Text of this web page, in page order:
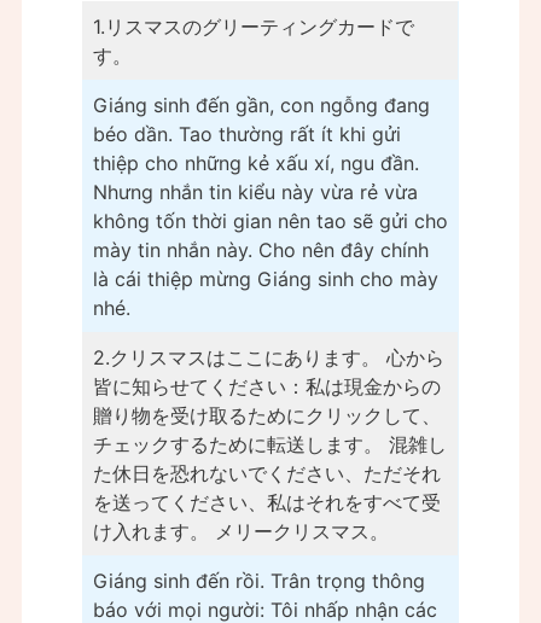
1.リスマスのグリーティングカードで
す。
Giáng sinh đến gần, con ngỗng đang
béo dần. Tao thường rất ít khi gửi
thiệp cho những kẻ xấu xí, ngu đần.
Nhưng nhắn tin kiểu này vừa rẻ vừa
không tốn thời gian nên tao sẽ gửi cho
mày tin nhắn này. Cho nên đây chính
là cái thiệp mừng Giáng sinh cho mày
nhé.
2.クリスマスはここにあります。 心から
皆に知らせてください：私は現金からの
贈り物を受け取るためにクリックして、
チェックするために転送します。 混雑し
た休日を恐れないでください、ただそれ
を送ってください、私はそれをすべて受
け入れます。 メリークリスマス。
Giáng sinh đến rồi. Trân trọng thông
báo với mọi người: Tôi nhấp nhận các